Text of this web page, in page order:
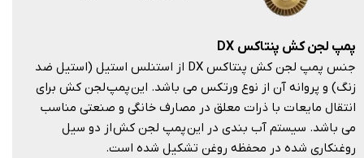
پمپ لجن کش پنتاکس
جنس پمپ لجن کش پنتاکس DX از استنلس استیل (استیل ضد
زنگ) و پروانه آن از نوع ورتکس می باشد. این پمپ لجن کش برای
انتقال مایعات با ذرات معلق در مصارف خانگی و صنعتی مناسب
می باشد. سیستم آب بندی در این پمپ لجن کش از دو سیل
روغنکاری شده در محفظه روغن تشکیل شده است.​​​​​​​